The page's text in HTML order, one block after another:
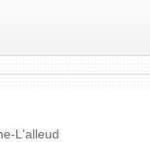
L'alleud